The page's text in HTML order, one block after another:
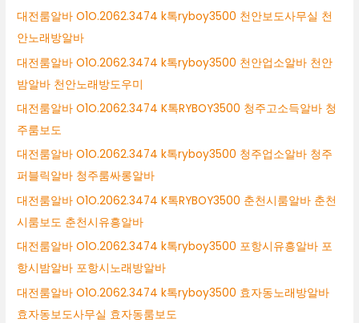
대전룸알바 O1O.2062.3474 k톡ryboy3500 천안보도사무실 천
안노래방알바
대전룸알바 O1O.2062.3474 k톡ryboy3500 천안업소알바 천안
밤알바 천안노래방도우미
대전룸알바 O1O.2062.3474 K톡RYBOY3500 청주고소득알바 청
주룸보도
대전룸알바 O1O.2062.3474 k톡ryboy3500 청주업소알바 청주
퍼블릭알바 청주룸싸롱알바
대전룸알바 O1O.2062.3474 K톡RYBOY3500 춘천시룸알바 춘천
시룸보도 춘천시유흥알바
대전룸알바 O1O.2062.3474 k톡ryboy3500 포항시유흥알바 포
항시밤알바 포항시노래방알바
대전룸알바 O1O.2062.3474 k톡ryboy3500 효자동노래방알바
효자동보도사무실 효자동룸보도